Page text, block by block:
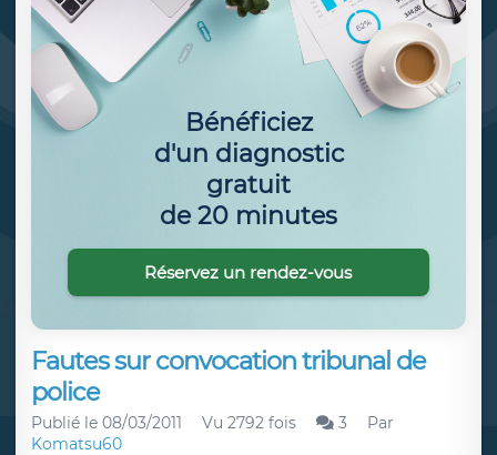
Fautes sur convocation tribunal de
police
Publié le 08/03/2011 Vu 2792 fois 3
Par
Komatsu60
Bénéficiez
d'un diagnostic
gratuit
de 20 minutes
Réservez un rendez-vous